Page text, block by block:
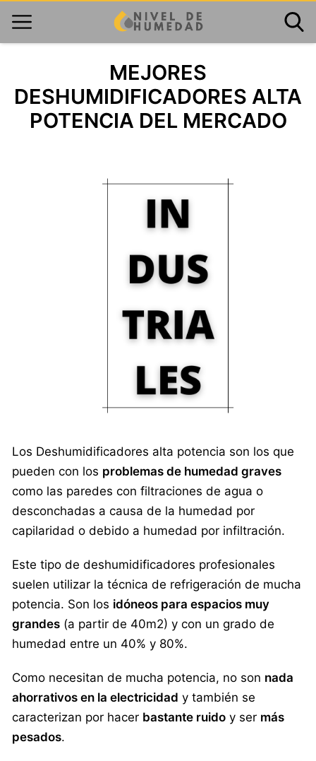
MEJORES
DESHUMIDIFICADORES ALTA
POTENCIA DEL MERCADO
Los Deshumidificadores alta potencia son los que
pueden con los problemas de humedad graves
como las paredes con filtraciones de agua o
desconchadas a causa de la humedad por
capilaridad o debido a humedad por infiltración.
Este tipo de deshumidificadores profesionales
suelen utilizar la técnica de refrigeración de mucha
potencia. Son los idóneos para espacios muy
grandes (a partir de 40m2) y con un grado de
humedad entre un 40% y 80%.
Como necesitan de mucha potencia, no son nada
ahorrativos en la electricidad y también se
caracterizan por hacer bastante ruido y ser más
pesados.